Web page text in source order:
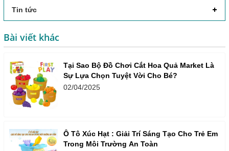
Tin tức
Bài viết khác
Tại Sao Bộ Đồ Chơi Cắt Hoa Quả Market Là
Sự Lựa Chọn Tuyệt Vời Cho Bé?
02/04/2025
Ô Tô Xúc Hạt : Giải Trí Sáng Tạo Cho Trẻ Em
Trong Môi Trường An Toàn